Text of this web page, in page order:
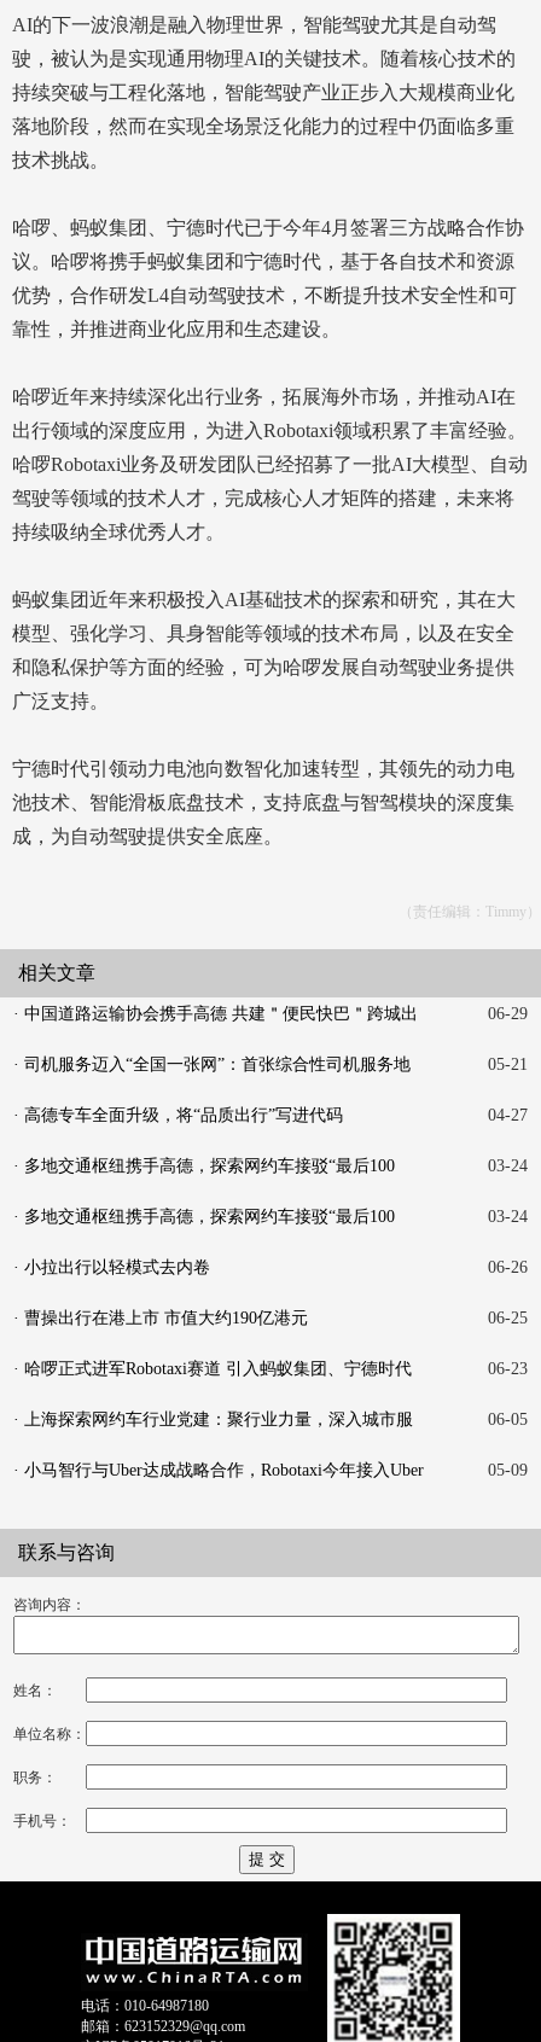
AI的下一波浪潮是融入物理世界，智能驾驶尤其是自动驾
驶，被认为是实现通用物理AI的关键技术。随着核心技术的
持续突破与工程化落地，智能驾驶产业正步入大规模商业化
落地阶段，然而在实现全场景泛化能力的过程中仍面临多重
技术挑战。
哈啰、蚂蚁集团、宁德时代已于今年4月签署三方战略合作协
议。哈啰将携手蚂蚁集团和宁德时代，基于各自技术和资源
优势，合作研发L4自动驾驶技术，不断提升技术安全性和可
靠性，并推进商业化应用和生态建设。
哈啰近年来持续深化出行业务，拓展海外市场，并推动AI在
出行领域的深度应用，为进入Robotaxi领域积累了丰富经验。
哈啰Robotaxi业务及研发团队已经招募了一批AI大模型、自动
驾驶等领域的技术人才，完成核心人才矩阵的搭建，未来将
持续吸纳全球优秀人才。
蚂蚁集团近年来积极投入AI基础技术的探索和研究，其在大
模型、强化学习、具身智能等领域的技术布局，以及在安全
和隐私保护等方面的经验，可为哈啰发展自动驾驶业务提供
广泛支持。
宁德时代引领动力电池向数智化加速转型，其领先的动力电
池技术、智能滑板底盘技术，支持底盘与智驾模块的深度集
成，为自动驾驶提供安全底座。
（责任编辑：Timmy）
相关文章
· 中国道路运输协会携手高德 共建＂便民快巴＂跨城出
06-29
· 司机服务迈入“全国一张网”：首张综合性司机服务地
05-21
· 高德专车全面升级，将“品质出行”写进代码 04-27
· 多地交通枢纽携手高德，探索网约车接驳“最后100
03-24
· 多地交通枢纽携手高德，探索网约车接驳“最后100
03-24
· 小拉出行以轻模式去内卷 06-26
· 曹操出行在港上市 市值大约190亿港元 06-25
· 哈啰正式进军Robotaxi赛道 引入蚂蚁集团、宁德时代
06-23
· 上海探索网约车行业党建：聚行业力量，深入城市服
06-05
· 小马智行与Uber达成战略合作，Robotaxi今年接入Uber
05-09
联系与咨询
咨询内容：
姓名：
单位名称：
职务：
手机号：
电话：010-64987180
邮箱：623152329@qq.com